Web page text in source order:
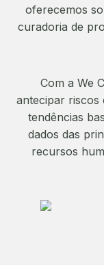
oferecemos
curadoria de
Com a We
antecipar riscos
tendências
dados das
recursos